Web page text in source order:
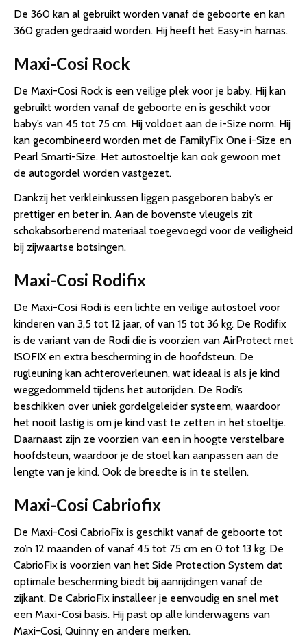
De 360 kan al gebruikt worden vanaf de geboorte en kan
360 graden gedraaid worden. Hij heeft het Easy-in harnas.
Maxi-Cosi Rock
De Maxi-Cosi Rock is een veilige plek voor je baby. Hij kan
gebruikt worden vanaf de geboorte en is geschikt voor
baby’s van 45 tot 75 cm. Hij voldoet aan de i-Size norm. Hij
kan gecombineerd worden met de FamilyFix One i-Size en
Pearl Smarti-Size. Het autostoeltje kan ook gewoon met
de autogordel worden vastgezet.
Dankzij het verkleinkussen liggen pasgeboren baby’s er
prettiger en beter in. Aan de bovenste vleugels zit
schokabsorberend materiaal toegevoegd voor de veiligheid
bij zijwaartse botsingen.
Maxi-Cosi Rodifix
De Maxi-Cosi Rodi is een lichte en veilige autostoel voor
kinderen van 3,5 tot 12 jaar, of van 15 tot 36 kg. De Rodifix
is de variant van de Rodi die is voorzien van AirProtect met
ISOFIX en extra bescherming in de hoofdsteun. De
rugleuning kan achteroverleunen, wat ideaal is als je kind
weggedommeld tijdens het autorijden. De Rodi’s
beschikken over uniek gordelgeleider systeem, waardoor
het nooit lastig is om je kind vast te zetten in het stoeltje.
Daarnaast zijn ze voorzien van een in hoogte verstelbare
hoofdsteun, waardoor je de stoel kan aanpassen aan de
lengte van je kind. Ook de breedte is in te stellen.
Maxi-Cosi Cabriofix
De Maxi-Cosi CabrioFix is geschikt vanaf de geboorte tot
zo’n 12 maanden of vanaf 45 tot 75 cm en 0 tot 13 kg. De
CabrioFix is voorzien van het Side Protection System dat
optimale bescherming biedt bij aanrijdingen vanaf de
zijkant. De CabrioFix installeer je eenvoudig en snel met
een Maxi-Cosi basis. Hij past op alle kinderwagens van
Maxi-Cosi, Quinny en andere merken.